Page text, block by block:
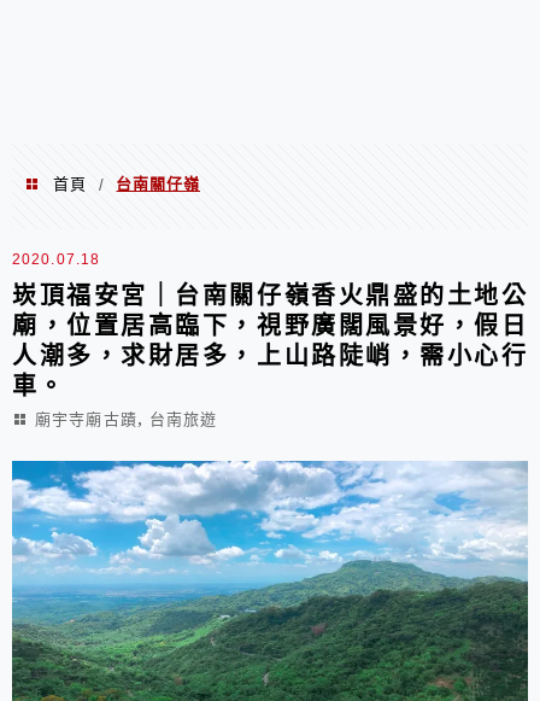
首頁 / 台南關仔嶺
台南關仔嶺
2020.07.18
崁頂福安宮｜台南關仔嶺香火鼎盛的土地公
廟，位置居高臨下，視野廣闊風景好，假日
人潮多，求財居多，上山路陡峭，需小心行
車。
廟宇寺廟古蹟, 台南旅遊